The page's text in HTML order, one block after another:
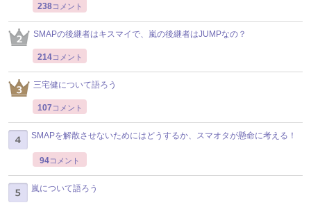
238コメント
SMAPの後継者はキスマイで、嵐の後継者はJUMPなの？
214コメント
三宅健について語ろう
107 コメント
SMAPを解散させないためにはどうするか、スマオタが懸命に考える！
94コメント
嵐について語ろう